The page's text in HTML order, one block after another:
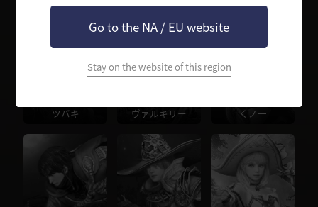
Go to the NA / EU website
Stay on the website of this region
ツバキ ヴァルキリー くノ一